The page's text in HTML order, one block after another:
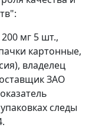
мг 5 шт.,
картонные,
владелец
ЗАО
следы